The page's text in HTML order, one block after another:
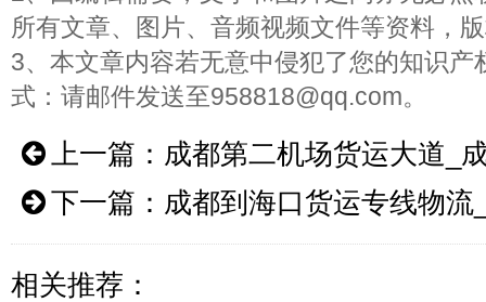
所有文章、图片、音频视频文件等资料，
3、本文章内容若无意中侵犯了您的知识
式：请邮件发送至958818@qq.com。
上一篇： 成都第二机场货运大道_
下一篇： 成都到海口货运专线物
相关推荐：